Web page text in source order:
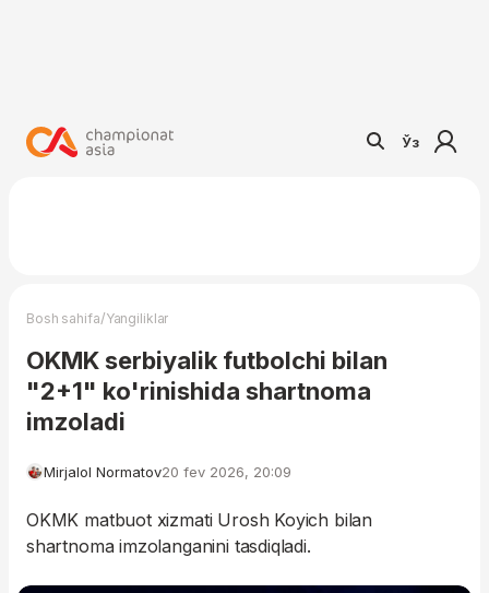
Ўз
Bosh sahifa/Yangiliklar
OKMK serbiyalik futbolchi bilan
"2+1" ko'rinishida shartnoma
imzoladi
Mirjalol Normatov20 fev 2026, 20:09
OKMK matbuot xizmati Urosh Koyich bilan
shartnoma imzolanganini tasdiqladi.